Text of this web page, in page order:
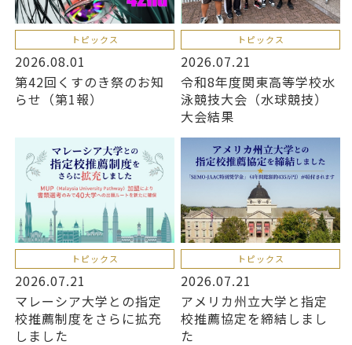
トピックス
2026.08.01
第42回くすのき祭のお知
らせ（第1報）
トピックス
2026.07.21
令和8年度関東高等学校水
泳競技大会（水球競技）
大会結果
トピックス
2026.07.21
マレーシア大学との指定
校推薦制度をさらに拡充
しました
トピックス
2026.07.21
アメリカ州立大学と指定
校推薦協定を締結しまし
た